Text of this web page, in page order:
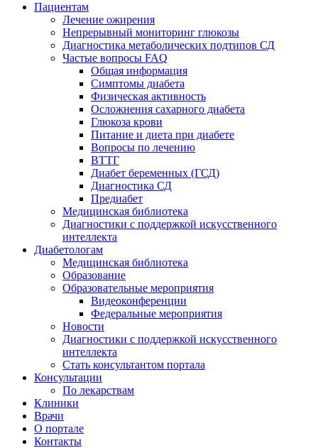
Пациентам
Лечение ожирения
Непрерывный мониторинг глюкозы
Диагностика метаболических подтипов СД
Частые вопросы FAQ
Общая информация
Симптомы диабета
Физическая активность
Осложнения сахарного диабета
Глюкоза крови
Питание и диета при диабете
Вопросы по лечению
ВТТГ
Диабет беременных (ГСД)
Диагностика СД
Предиабет
Медицинская библиотека
Диагностики с поддержкой искусственного
интеллекта
Диабетологам
Медицинская библиотека
Образование
Образовательные мероприятия
Видеоконференции
Федеральные мероприятия
Новости
Диагностики с поддержкой искусственного
интеллекта
Стать консультантом портала
Консультации
По лекарствам
Клиники
Врачи
О портале
Контакты